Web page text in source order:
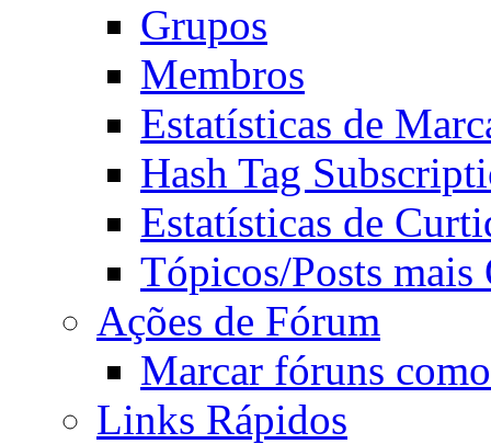
Grupos
Membros
Estatísticas de
Hash Tag
Estatísticas de
Tópicos/Posts mais
Ações de Fórum
Marcar fóruns
Links Rápidos